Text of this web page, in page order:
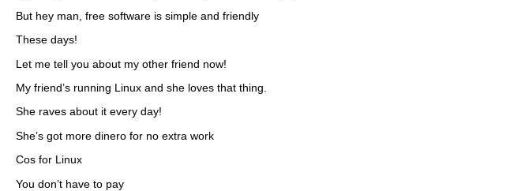
But hey man, free software is simple and friendly
These days!
Let me tell you about my other friend now!
My friend’s running Linux and she loves that thing.
She raves about it every day!
She’s got more dinero for no extra work
Cos for Linux
You don’t have to pay